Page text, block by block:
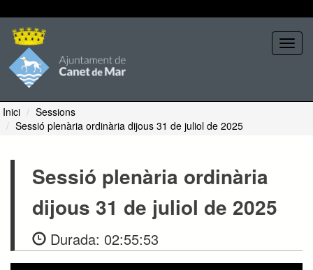
Inici
Sessions
Sessió plenària ordinària dijous 31 de juliol de 2025
Sessió plenària ordinària
dijous 31 de juliol de 2025
Durada: 02:55:53